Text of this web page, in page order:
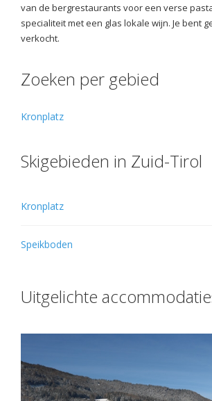
van de bergrestaurants voor een verse
specialiteit met een glas lokale wijn. Je bent
verkocht.
Zoeken per gebied
Kronplatz
Skigebieden in Zuid-Tirol
Kronplatz
Speikboden
Uitgelichte